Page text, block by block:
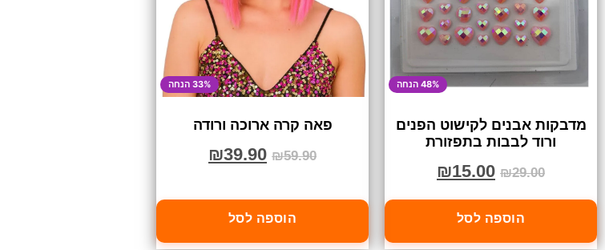
48% הנחה
מדבקות אבנים לקישוט הפנים
ורוד לבבות בתפזורת
₪29.00
₪15.00
הוספה לסל
33% הנחה
פאה קרה ארוכה ורודה
₪59.90
₪39.90
הוספה לסל